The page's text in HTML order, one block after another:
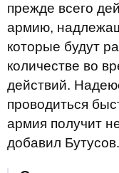
прежде всего
армию,
которые будут
количестве во
действий.
проводиться
армия получит
добавил Бутусов.